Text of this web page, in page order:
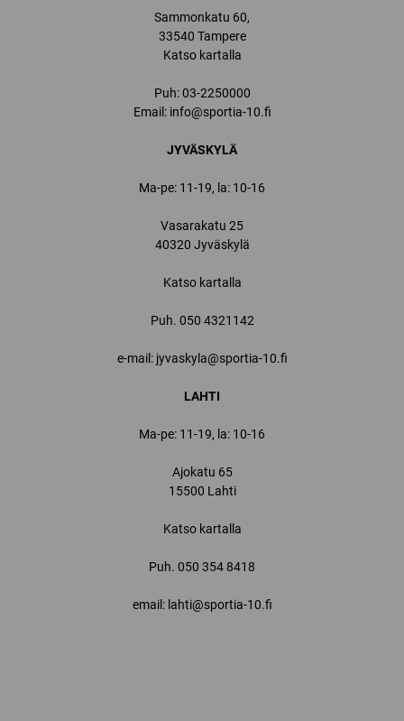
Sammonkatu 60,
33540 Tampere
Katso kartalla
Puh:03-2250000
Email: info@sportia-10.fi
JYVÄSKYLÄ
Ma-pe: 11-19, la: 10-16
Vasarakatu 25
40320 Jyväskylä
Katso kartalla
Puh. 050 4321142
e-mail: jyvaskyla@sportia-10.fi
LAHTI
Ma-pe: 11-19, la: 10-16
Ajokatu 65
15500 Lahti
Katso kartalla
Puh. 050 354 8418
email: lahti@sportia-10.fi